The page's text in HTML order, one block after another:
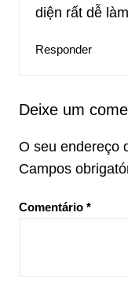
diện rất dễ
Responder
Deixe um
O seu endereço
Campos
Comentário *